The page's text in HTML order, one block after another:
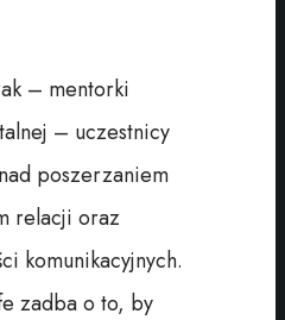
– mentorki
– uczestnicy
poszerzaniem
relacji oraz
komunikacyjnych.
zadba o to, by